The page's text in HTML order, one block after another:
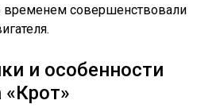
временем совершенствовали
и особенности
«Крот»